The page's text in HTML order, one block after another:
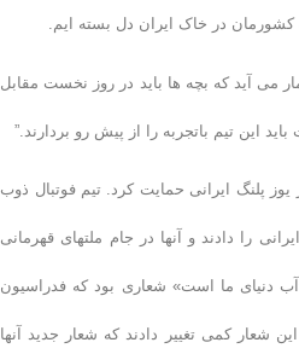
می آید که بچه ها باید در روز نخست مقابل
این تیم باتجربه را از پیش رو بردارند.”
پلنگ ایرانی حمایت کرد. تیم فوتبال ذوب
را دادند و آنها در جام ملتهای قهرمانی
دنیای ما است» شعاری بود که فدراسیون
شعار کمی تغییر دادند که شعار جدید آنها